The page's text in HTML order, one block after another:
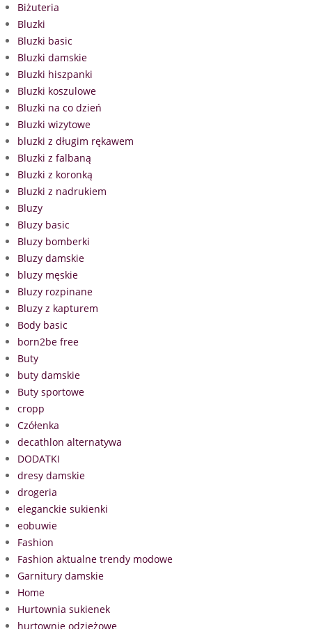
Biżuteria
Bluzki
Bluzki basic
Bluzki damskie
Bluzki hiszpanki
Bluzki koszulowe
Bluzki na co dzień
Bluzki wizytowe
bluzki z długim rękawem
Bluzki z falbaną
Bluzki z koronką
Bluzki z nadrukiem
Bluzy
Bluzy basic
Bluzy bomberki
Bluzy damskie
bluzy męskie
Bluzy rozpinane
Bluzy z kapturem
Body basic
born2be free
Buty
buty damskie
Buty sportowe
cropp
Czółenka
decathlon alternatywa
DODATKI
dresy damskie
drogeria
eleganckie sukienki
eobuwie
Fashion
Fashion aktualne trendy modowe
Garnitury damskie
Home
Hurtownia sukienek
hurtownie odzieżowe